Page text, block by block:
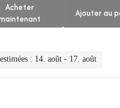
Acheter
Ajouter au
: 14. août - 17. août